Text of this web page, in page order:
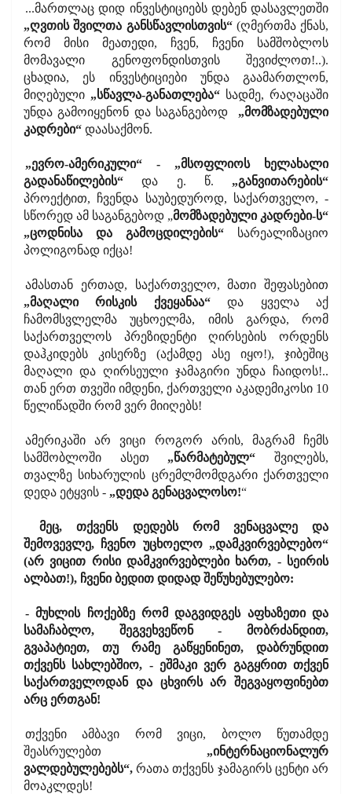
...მართლაც დიდ ინვესტიციებს დებენ დასავლეთში
„ღვთის შვილთა განსწავლისთვის“(ღმერთმა ქნას,
რომ მისი მეათედი, ჩვენ, ჩვენი სამშობლოს
მომავალი გენოფონდისთვის შევიძლოთ!..).
ცხადია, ეს ინვესტიციები უნდა გაამართლონ,
მიღებული „სწავლა-განათლება“ სადმე, რაღაცაში
უნდა გამოიყენონ და საგანგებოდ „მომზადებული
კადრები“ დაასაქმონ.
„ევრო-ამერიკული“ - „მსოფლიოს ხელახალი
გადანაწილების“ და ე. წ. „განვითარების“
პროექტით, ჩვენდა საუბედუროდ, საქართველო, -
სწორედ ამ საგანგებოდ „მომზადებული კადრები-ს“
„ცოდნისა და გამოცდილების“ სარეალიზაციო
პოლიგონად იქცა!
ამასთან ერთად, საქართველო, მათი შეფასებით
„მაღალი რისკის ქვეყანაა“და ყველა აქ
ჩამომსვლელმა უცხოელმა, იმის გარდა, რომ
საქართველოს პრეზიდენტი ღირსების ორდენს
დაჰკიდებს კისერზე (აქამდე ასე იყო!), ჯიბეშიც
მაღალი და ღირსეული ჯამაგირი უნდა ჩაიდოს!..
თან ერთ თვეში იმდენი, ქართველი აკადემიკოსი 10
წელიწადში რომ ვერ მიიღებს!
ამერიკაში არ ვიცი როგორ არის, მაგრამ ჩემს
სამშობლოში ასეთ „წარმატებულ“ შვილებს,
თვალზე სიხარულის ცრემლმომდგარი ქართველი
დედა ეტყვის - „დედა გენაცვალოსო!“
მეც, თქვენს დედებს რომ ვენაცვალე და
შემოვევლე, ჩვენო უცხოელო „დამკვირვებლებო“
(არ ვიცით რისი დამკვირვებლები ხართ, - სეირის
ალბათ!), ჩვენი ბედით დიდად შეწუხებულებო:
- მუხლის ჩოქებზე რომ დაგვიდგეს აფხაზეთი და
სამაჩაბლო, შეგვეხვეწონ - მობრძანდით,
გვაპატიეთ, თუ რამე გაწყენინეთ, დაბრუნდით
თქვენს სახლებშიო, - ეშმაკი ვერ გაგყრით თქვენ
საქართველოდან და ცხვირს არ შეგვაყოფინებთ
არც ერთგან!
თქვენი ამბავი რომ ვიცი, ბოლო წუთამდე
შეასრულებთ „ინტერნაციონალურ
ვალდებულებებს“, რათა თქვენს ჯამაგირს ცენტი არ
მოაკლდეს!